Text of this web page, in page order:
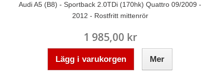
Audi A5 (B8) - Sportback 2.0TDi (170hk) Quattro 09/2009 -
2012 - Rostfritt mittenrör
1 985,00 kr
Lägg i varukorgen Mer